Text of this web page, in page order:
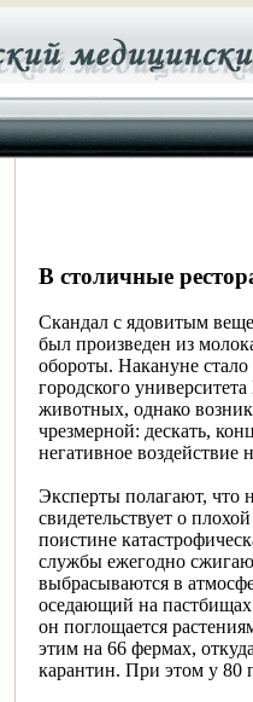
В столичные
Скандал с ядовитым
был произведен из
обороты. Накануне
городского
животных, однако
чрезмерной: дескать,
негативное воздействие
Эксперты полагают, что
свидетельствует о
поистине
службы ежегодно
выбрасываются в
оседающий на
он поглощается
этим на 66 фермах,
карантин. При этом у 80